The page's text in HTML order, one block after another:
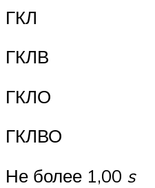
ГКЛ
ГКЛВ
ГКЛО
ГКЛВО
Не более 1,00 s